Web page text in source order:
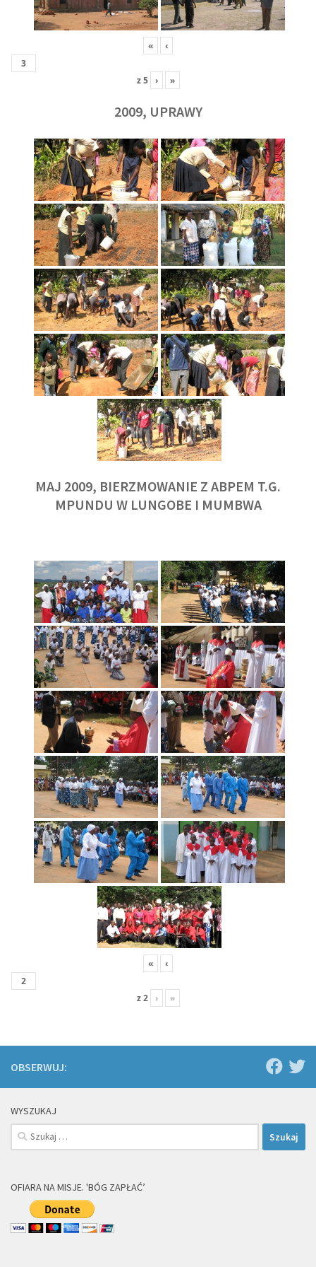
« ‹
z5 › »
2009, UPRAWY
MAJ 2009, BIERZMOWANIE Z ABPEM T.G.
MPUNDU W LUNGOBE I MUMBWA
« ‹
z2 › »
OBSERWUJ:
WYSZUKAJ
Szukaj:
OFIARA NA MISJE. 'BÓG ZAPŁAĆ’